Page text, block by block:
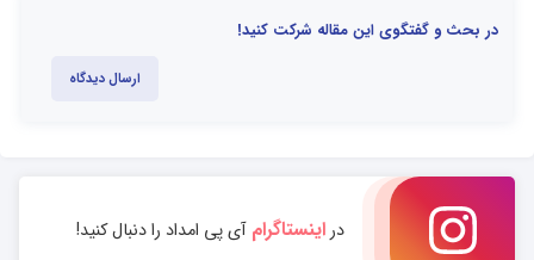
در بحث و گفتگوی این مقاله شرکت کنید!
ارسال دیدگاه
دراینستاگرامآی پی امداد را دنبال کنید!